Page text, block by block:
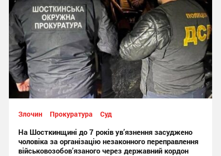
Злочин Прокуратура Суд
На Шосткинщині до 7 років ув’язнення засуджено
чоловіка за організацію незаконного переправлення
військовозобов’язаного через державний кордон